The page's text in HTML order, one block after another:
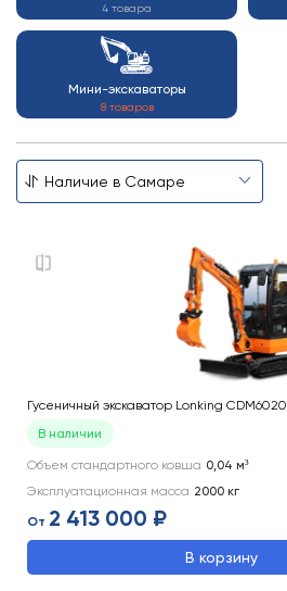
4 товара
Мини-экскаваторы
8 товаров
Гусеничный экскаватор Lonking CDM6020
В наличии
Объем стандартного ковша 0,04 м³
Эксплуатационная масса 2000 кг
От 2 413 000 ₽
В корзину